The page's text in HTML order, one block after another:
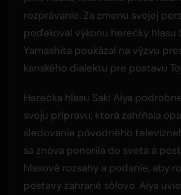
rozprávanie. Za zmenu svojej
poďakoval výkonu herečky hlasu
Yamashita poukázal na výzvu
kanského dialektu pre postavu
Herečka hlasu Saki Aiya
svoju prípravu, ktorá zahŕňala
sledovanie pôvodného
sa znova ponorila do sveta a
hlasové rozsahy a podanie, aby
postavy zahrané sólovo. Aiya